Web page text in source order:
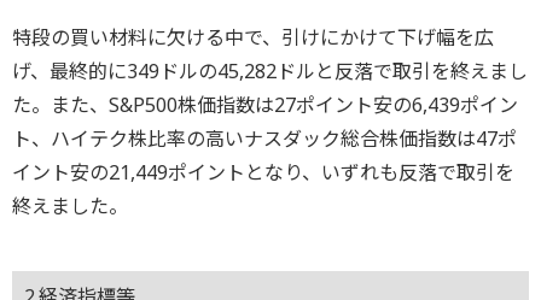
特段の買い材料に欠ける中で、引けにかけて下げ幅を広
げ、最終的に349ドルの45,282ドルと反落で取引を終えまし
た。また、S&P500株価指数は27ポイント安の6,439ポイン
ト、ハイテク株比率の高いナスダック総合株価指数は47ポ
イント安の21,449ポイントとなり、いずれも反落で取引を
終えました。